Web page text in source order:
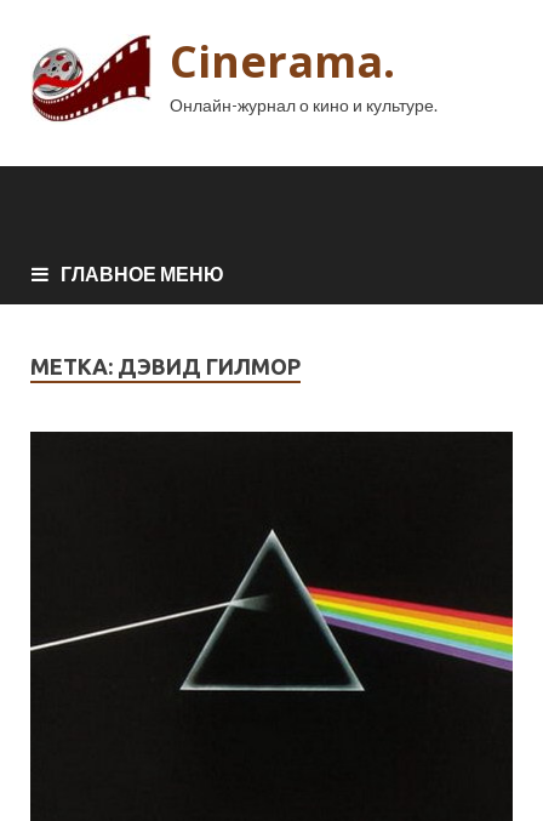
Cinerama.
Онлайн-журнал о кино и культуре.
ГЛАВНОЕ МЕНЮ
МЕТКА: ДЭВИД ГИЛМОР